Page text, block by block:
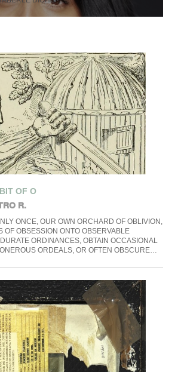
OF O
R.
ONCE, OUR OWN ORCHARD OF OBLIVION,
OF OBSESSION ONTO OBSERVABLE
ORDINANCES, OBTAIN OCCASIONAL
ORDEALS, OR OFTEN OBSCURE…